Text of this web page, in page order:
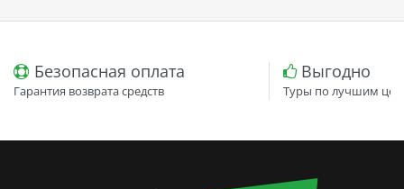
Безопасная оплата
Гарантия возврата средств
Выгодно
Туры по лучшим